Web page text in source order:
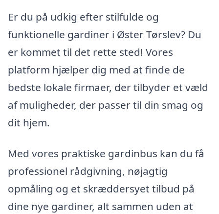
Er du på udkig efter stilfulde og
funktionelle gardiner i Øster Tørslev? Du
er kommet til det rette sted! Vores
platform hjælper dig med at finde de
bedste lokale firmaer, der tilbyder et væld
af muligheder, der passer til din smag og
dit hjem.
Med vores praktiske gardinbus kan du få
professionel rådgivning, nøjagtig
opmåling og et skræddersyet tilbud på
dine nye gardiner, alt sammen uden at